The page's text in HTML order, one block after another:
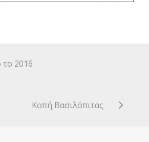
το 2016
Κοπή Βασιλόπιτας